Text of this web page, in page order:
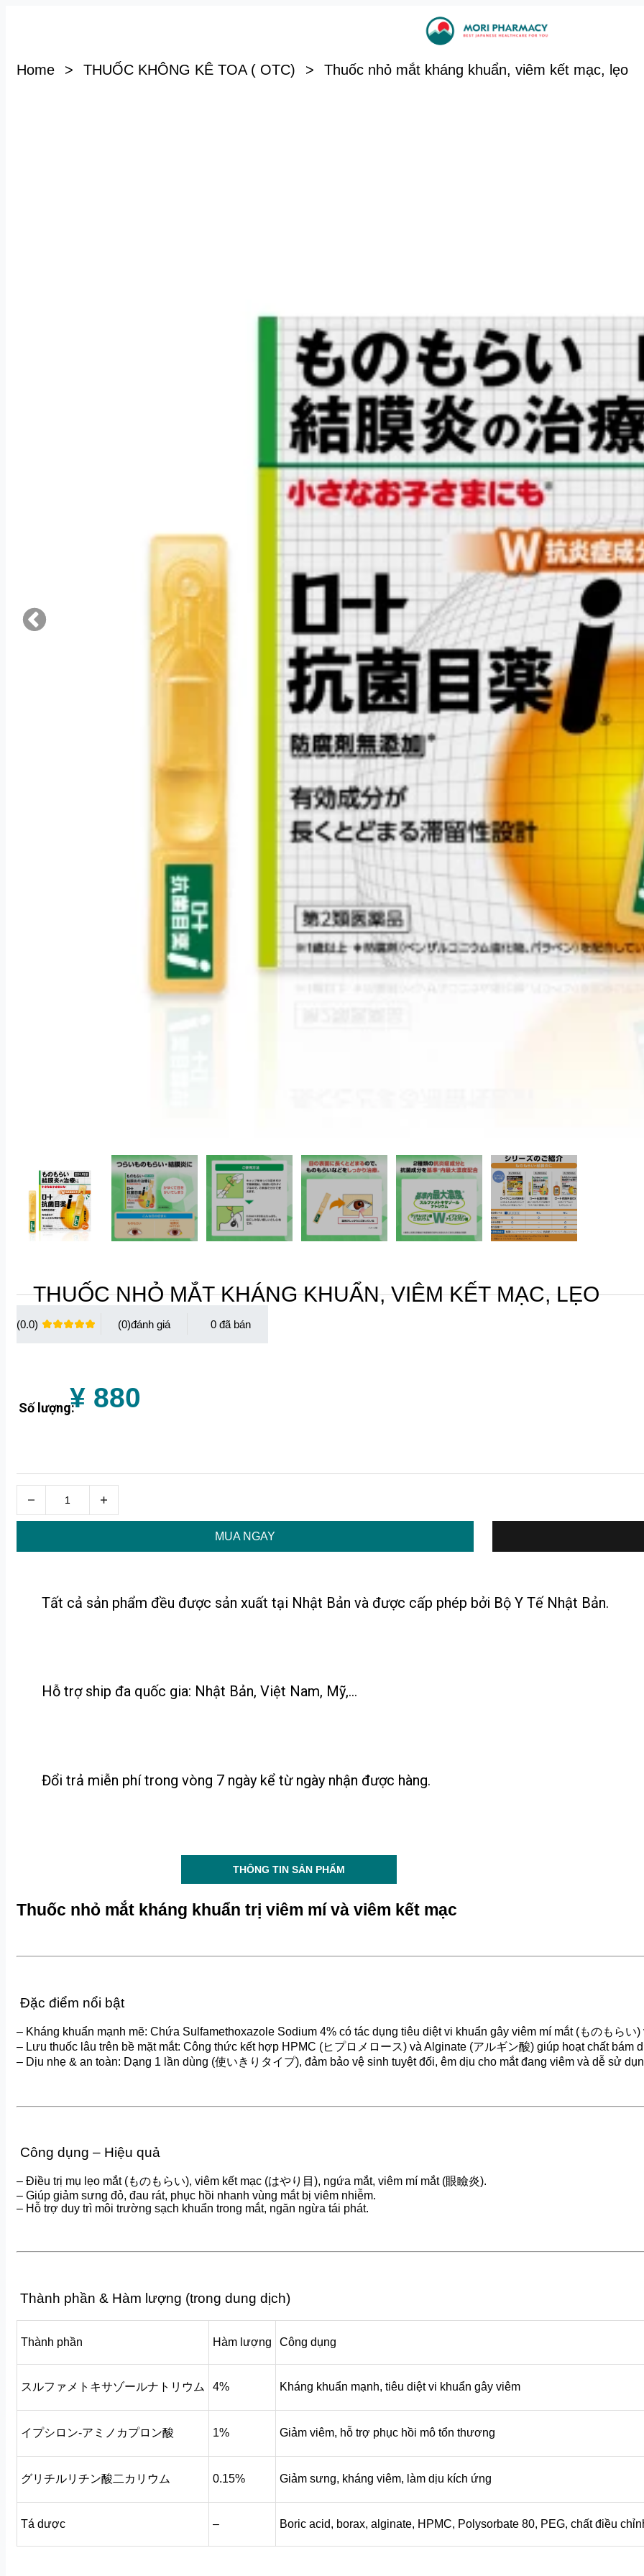
Home > THUỐC KHÔNG KÊ TOA ( OTC) > Thuốc nhỏ mắt kháng khuẩn, viêm kết mạc, lẹo
THÔNG TIN SẢN PHẨM
MUA NGAY
Hỗ trợ ship đa quốc gia: Nhật Bản, Việt Nam, Mỹ,...
Đổi trả miễn phí trong vòng 7 ngày kể từ ngày nhận được hàng.
0
(0)
(0.0)
¥ 880
Tất cả sản phẩm đều được sản xuất tại Nhật Bản và được cấp phép bởi Bộ Y Tế Nhật Bản.
Thuốc nhỏ mắt kháng khuẩn trị viêm mí và viêm kết mạc
Đặc điểm nổi bật
– Kháng khuẩn mạnh mẽ: Chứa Sulfamethoxazole Sodium 4% có tác dụng tiêu diệt vi khuẩn gây viêm mí mắt (ものもらい)
– Lưu thuốc lâu trên bề mặt mắt: Công thức kết hợp HPMC (ヒプロメロース) và Alginate (アルギン酸) giúp hoạt chất bám
– Dịu nhẹ & an toàn: Dạng 1 lần dùng (使いきりタイプ), đảm bảo vệ sinh tuyệt đối, êm dịu cho mắt đang viêm và dễ sử
Công dụng – Hiệu quả
– Điều trị mụ lẹo mắt (ものもらい), viêm kết mạc (はやり目), ngứa mắt, viêm mí mắt (眼瞼炎).
– Giúp giảm sưng đỏ, đau rát, phục hồi nhanh vùng mắt bị viêm nhiễm.
– Hỗ trợ duy trì môi trường sạch khuẩn trong mắt, ngăn ngừa tái phát.
Thành phần & Hàm lượng (trong dung dịch)
Thành phần Hàm lượng Công dụng
スルファメトキサゾールナトリウム 4% Kháng khuẩn mạnh, tiêu diệt vi khuẩn gây viêm
イプシロン-アミノカプロン酸 1% Giảm viêm, hỗ trợ phục hồi mô tổn thương
グリチルリチン酸二カリウム 0.15% Giảm sưng, kháng viêm, làm dịu kích ứng
Tá dược – Boric acid, borax, alginate, HPMC, Polysorbate 80, PEG, chất điều
THUỐC NHỎ MẮT KHÁNG KHUẨN, VIÊM KẾT MẠC, LẸO
Số lượng: